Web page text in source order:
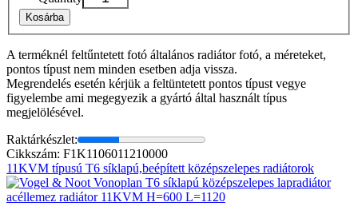
Kosárba
A terméknél feltűntetett fotó általános radiátor fotó, a méreteket,
pontos típust nem minden esetben adja vissza.
Megrendelés esetén kérjük a feltüntetett pontos típust vegye
figyelembe ami megegyezik a gyártó által használt típus
megjelölésével.
Raktárkészlet:
Cikkszám: F1K1106011210000
11KVM típusú T6 síklapú,beépített középszelepes radiátorok